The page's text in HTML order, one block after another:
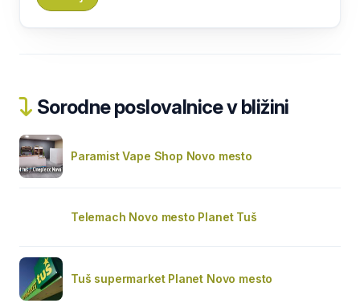
Sorodne poslovalnice v bližini
Paramist Vape Shop Novo mesto
Telemach Novo mesto Planet Tuš
Tuš supermarket Planet Novo mesto